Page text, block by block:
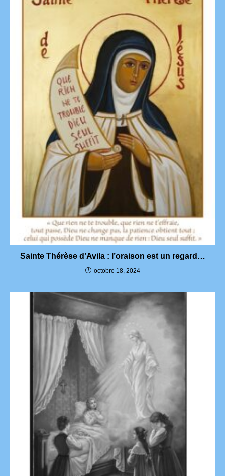
Sainte Thérèse d’Avila : l’oraison est un regard…
octobre 18, 2024